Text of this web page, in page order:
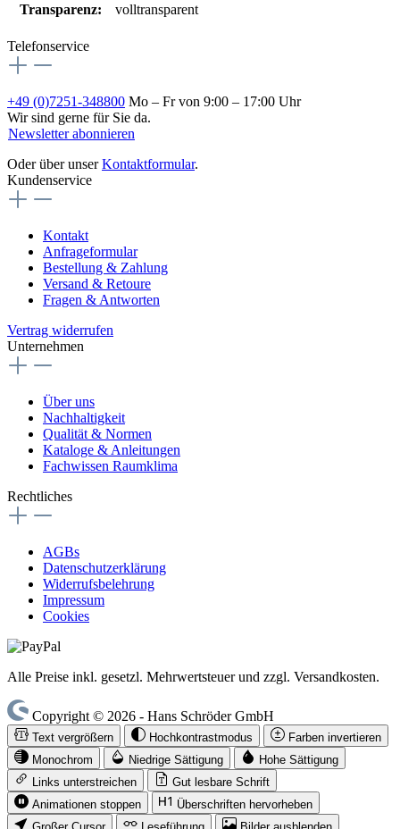
Transparenz:
volltransparent
Telefonservice
+49 (0)7251-348800 Mo – Fr von 9:00 – 17:00 Uhr
Wir sind gerne für Sie da.
Newsletter abonnieren
Oder über unserKontaktformular.
Kundenservice
Kontakt
Anfrageformular
Bestellung & Zahlung
Versand & Retoure
Fragen & Antworten
Vertrag widerrufen
Unternehmen
Über uns
Nachhaltigkeit
Qualität & Normen
Kataloge & Anleitungen
Fachwissen Raumklima
Rechtliches
AGBs
Datenschutzerklärung
Widerrufsbelehrung
Impressum
Cookies
Alle Preise inkl. gesetzl. Mehrwertsteuer und zzgl. Versandkosten.
Copyright © 2026 - Hans Schröder GmbH
Text vergrößern Hochkontrastmodus
Farben invertieren
Monochrom
Niedrige Sättigung
Hohe Sättigung
Links unterstreichen
Gut lesbare Schrift
Animationen stoppen
Überschriften hervorheben